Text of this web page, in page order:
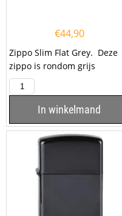
€44,90
Zippo Slim Flat Grey. Deze
zippo is rondom grijs
gekleurd. De aansteker heeft
een slim...
In winkelmand